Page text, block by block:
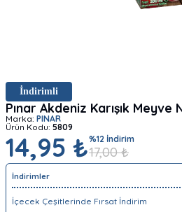
İndirimli
Pınar Akdeniz Karışık Meyve
Marka: PINAR
Ürün Kodu: 5809
14,95 ₺%12 İndirim
17,00 ₺
İndirimler
İçecek Çeşitlerinde Fırsat İndirim